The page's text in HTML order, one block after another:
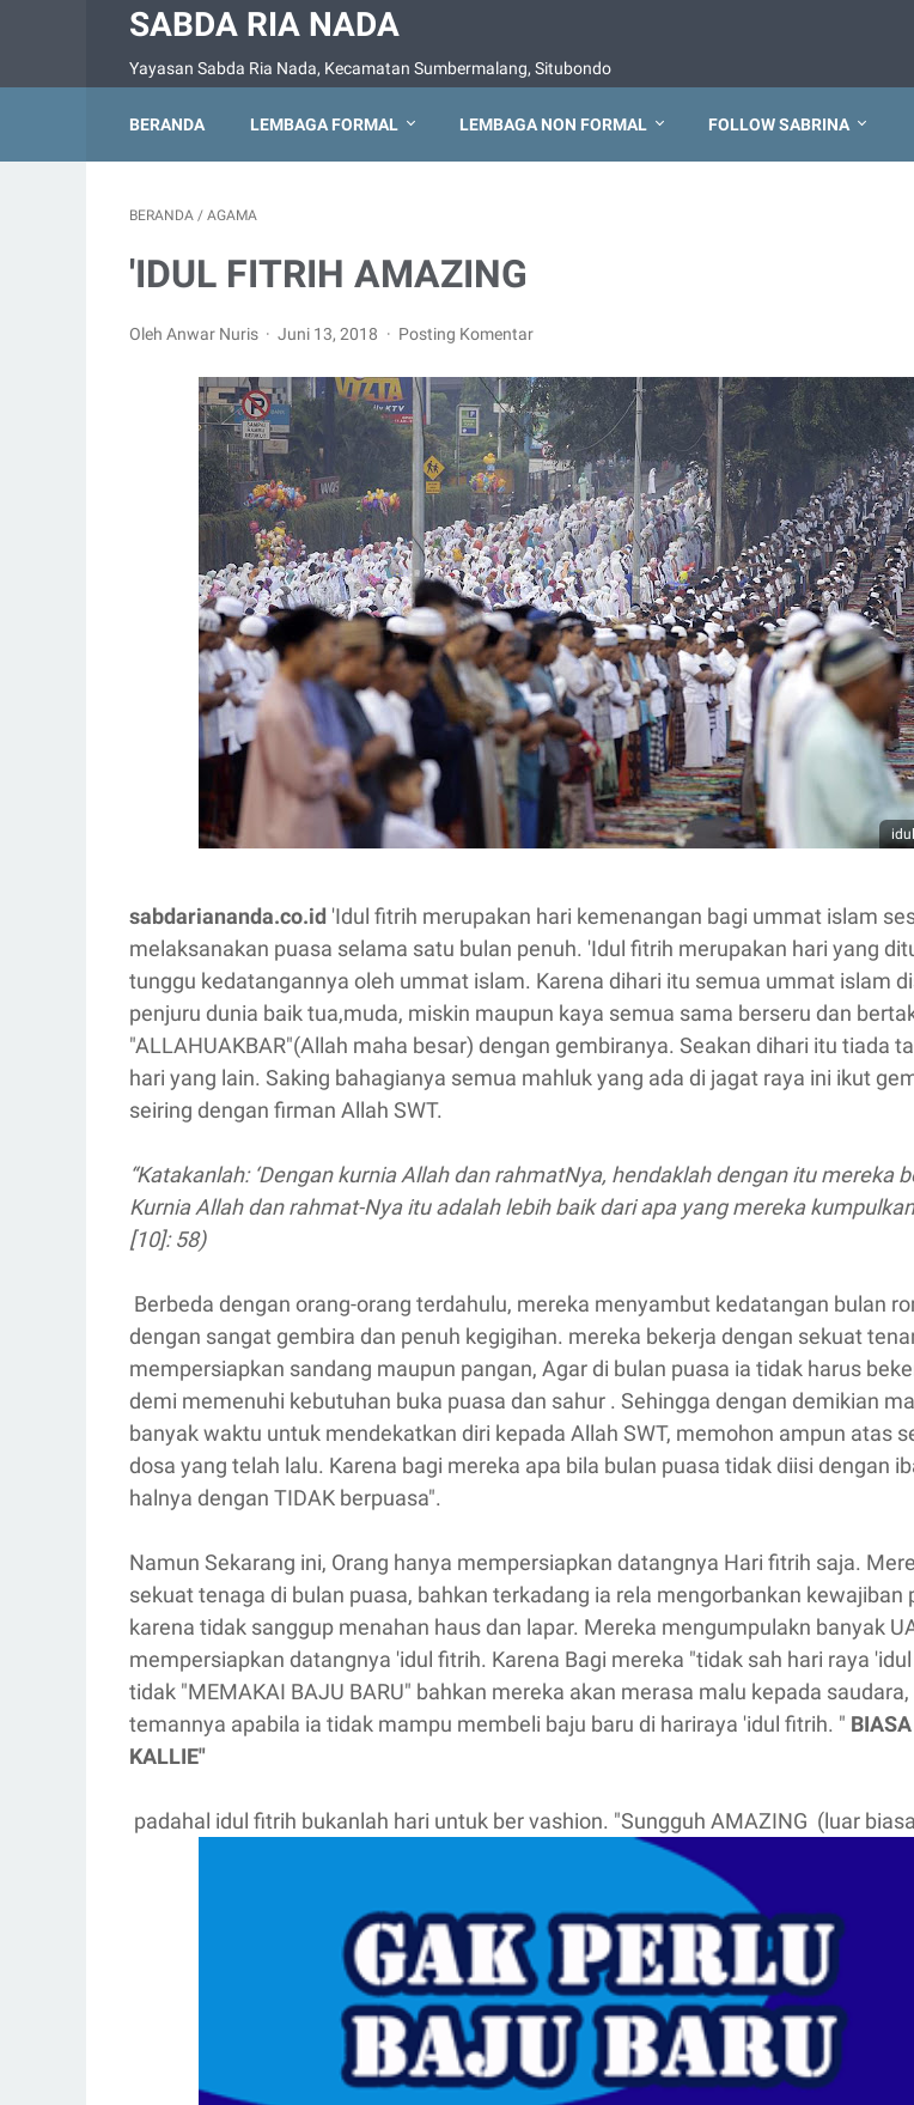
SABDA RIA NADA
Yayasan Sabda Ria Nada, Kecamatan Sumbermalang, Situbondo
BERANDA LEMBAGA FORMAL LEMBAGA NON FORMAL FOLLOW SABRINA
BERANDA / AGAMA
'IDUL FITRIH AMAZING
Oleh Anwar Nuris Juni 13, 2018 Posting Komentar
sabdariananda.co.id 'Idul fitrih merupakan hari kemenangan bagi ummat islam
melaksanakan puasa selama satu bulan penuh. 'Idul fitrih merupakan hari yang
tunggu kedatangannya oleh ummat islam. Karena dihari itu semua ummat islam
penjuru dunia baik tua,muda, miskin maupun kaya semua sama berseru dan
"ALLAHUAKBAR"(Allah maha besar) dengan gembiranya. Seakan dihari itu tiada
hari yang lain. Saking bahagianya semua mahluk yang ada di jagat raya ini ikut
seiring dengan firman Allah SWT.
“Katakanlah: ‘Dengan kurnia Allah dan rahmatNya, hendaklah dengan itu mereka
Kurnia Allah dan rahmat-Nya itu adalah lebih baik dari apa yang mereka
[10]: 58)
Berbeda dengan orang-orang terdahulu, mereka menyambut kedatangan bulan
dengan sangat gembira dan penuh kegigihan. mereka bekerja dengan sekuat
mempersiapkan sandang maupun pangan, Agar di bulan puasa ia tidak harus
demi memenuhi kebutuhan buka puasa dan sahur . Sehingga dengan demikian
banyak waktu untuk mendekatkan diri kepada Allah SWT, memohon ampun atas
dosa yang telah lalu. Karena bagi mereka apa bila bulan puasa tidak diisi dengan
halnya dengan TIDAK berpuasa".
Namun Sekarang ini, Orang hanya mempersiapkan datangnya Hari fitrih saja.
sekuat tenaga di bulan puasa, bahkan terkadang ia rela mengorbankan kewajiban
karena tidak sanggup menahan haus dan lapar. Mereka mengumpulakn banyak
mempersiapkan datangnya 'idul fitrih. Karena Bagi mereka "tidak sah hari raya
tidak "MEMAKAI BAJU BARU" bahkan mereka akan merasa malu kepada
temannya apabila ia tidak mampu membeli baju baru di hariraya 'idul fitrih. "
KALLIE"
padahal idul fitrih bukanlah hari untuk ber vashion. "Sungguh AMAZING (luar